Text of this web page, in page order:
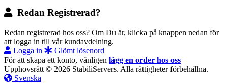
Redan Registrerad?
Redan registrerad hos oss? Om Du är, klicka på knappen nedan för
att logga in till vår kundavdelning.
Logga in
Glömt lösenord
För att skapa ett konto, vänligen lägg en order hos oss
Upphovsrätt © 2026 StabiliServers. Alla rättigheter förbehållna.
Svenska